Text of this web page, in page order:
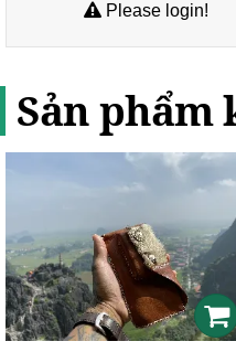
Please login!
Sản phẩm